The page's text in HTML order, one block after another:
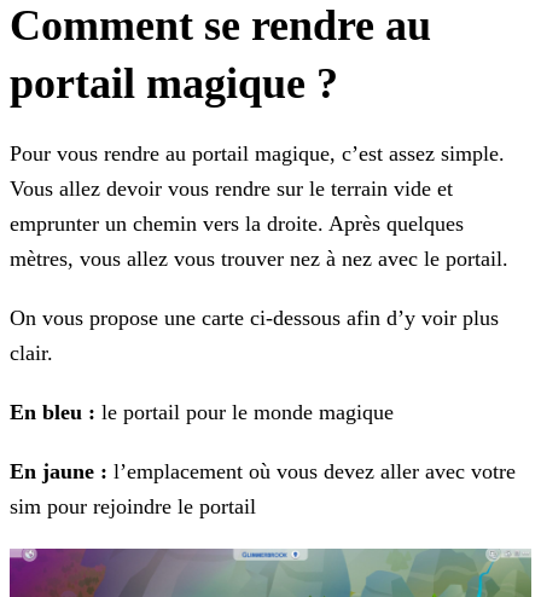
Comment se rendre au
portail magique ?
Pour vous rendre au portail magique, c’est assez simple.
Vous allez devoir vous rendre sur le terrain vide et
emprunter un chemin vers la droite. Après quelques
mètres, vous allez vous trouver nez à nez avec le portail.
On vous propose une carte ci-dessous afin d’y voir plus
clair.
En bleu : le portail pour le monde magique
En jaune : l’emplacement où vous devez aller avec votre
sim pour rejoindre le portail